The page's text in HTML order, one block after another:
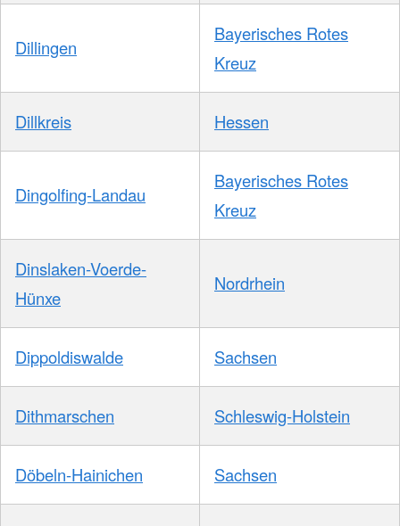
Dillingen
Bayerisches Rotes
Kreuz
Dillkreis Hessen
Dingolfing-Landau
Bayerisches Rotes
Kreuz
Dinslaken-Voerde-
Hünxe
Nordrhein
Dippoldiswalde Sachsen
Dithmarschen Schleswig-Holstein
Döbeln-Hainichen Sachsen